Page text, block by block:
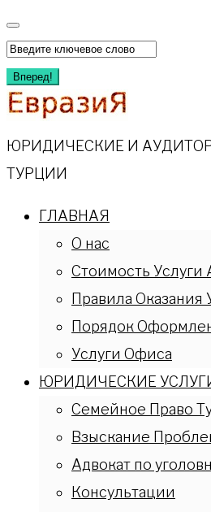
Перейти
к
содержимому
Искать:
Вперед!
ЮРИДИЧЕСКИЕ И
ТУРЦИИ
ГЛАВНАЯ
О нас
Стоимость Услуги
Правила Оказания
Порядок
Услуги Офиса
ЮРИДИЧЕСКИЕ
Семейное Право
Взыскание
Адвокат по
Консультации